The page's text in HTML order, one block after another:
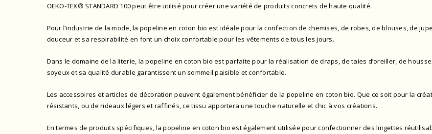
OEKO-TEX® STANDARD 100peut être utilisé pour créer une variété de produits concrets de haute qualité.
Pour l’industrie de la mode, la popeline en coton bio est idéale pour la confection de chemises, de robes, de blouses, de
douceur et sa respirabilité en font un choix confortable pour les vêtements de tous les jours.
Dans le domaine de la literie, la popeline en coton bio est parfaite pour la réalisation de draps, de taies d’oreiller, de
soyeux et sa qualité durable garantissent un sommeil paisible et confortable.
Les accessoires et articles de décoration peuvent également bénéficier de la popeline en coton bio. Que ce soit pour la
résistants, ou de rideaux légers et raffinés, ce tissu apportera une touche naturelle et chic à vos créations.
En termes de produits spécifiques, la popeline en coton bio est également utilisée pour confectionner des lingettes